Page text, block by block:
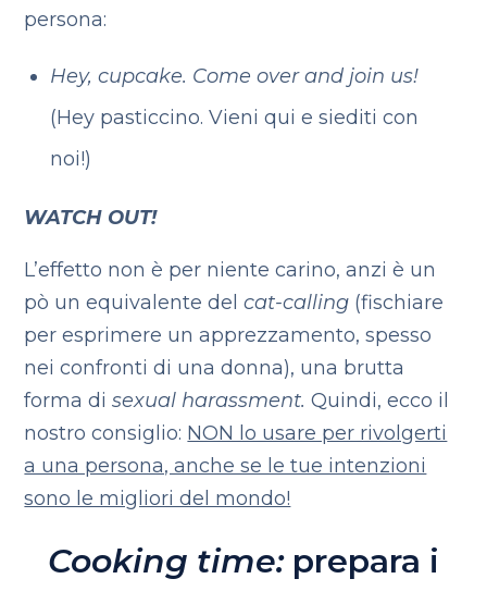
persona:
Hey, cupcake. Come over and join us!
(Hey pasticcino. Vieni qui e siediti con
noi!)
WATCH OUT!
L’effetto non è per niente carino, anzi è un
pò un equivalente delcat-calling (fischiare
per esprimere un apprezzamento, spesso
nei confronti di una donna), una brutta
forma disexual harassment. Quindi, ecco il
nostro consiglio: NON lo usare per rivolgerti
a una persona, anche se le tue intenzioni
sono le migliori del mondo!
Cooking time:prepara i